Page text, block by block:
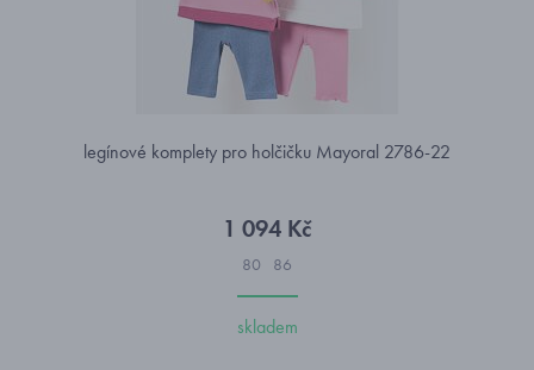
legínové komplety pro holčičku Mayoral 2786-22
1 094 Kč
80 86
skladem